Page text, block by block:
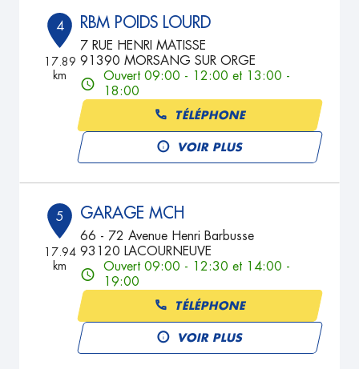
4
17.89
km
RBM POIDS LOURD
7 RUE HENRI MATISSE
91390 MORSANG SUR ORGE
Ouvert 09:00 - 12:00 et 13:00 -
18:00
TÉLÉPHONE
VOIR PLUS
5
17.94
km
GARAGE MCH
66 - 72 Avenue Henri Barbusse
93120 LACOURNEUVE
Ouvert 09:00 - 12:30 et 14:00 -
19:00
TÉLÉPHONE
VOIR PLUS